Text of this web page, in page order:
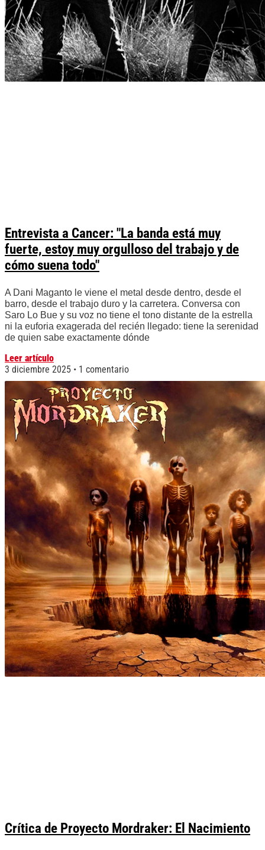
Entrevista a Cancer: "La banda está muy
fuerte, estoy muy orgulloso del trabajo y de
cómo suena todo"
A Dani Maganto le viene el metal desde dentro, desde el
barro, desde el trabajo duro y la carretera. Conversa con
Saro Lo Bue y su voz no tiene el tono distante de la estrella
ni la euforia exagerada del recién llegado: tiene la serenidad
de quien sabe exactamente dónde
Leer artículo
3 diciembre 2025
1 comentario
Crítica de Proyecto Mordraker: El Nacimiento